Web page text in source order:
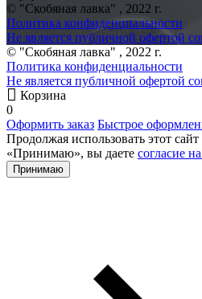
© "Скобяная лавка" , 2022 г.
Политика конфиденциальности
Не является публичной офертой
© "Скобяная лавка" , 2022 г.
Политика конфиденциальности
Не является публичной офертой
Корзина
0
Оформить заказ Быстрое
Продолжая использовать этот
«Принимаю», вы даете согласие
Принимаю